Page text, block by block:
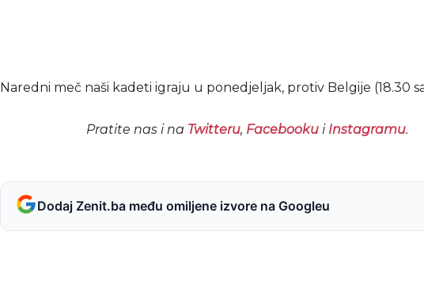
Naredni meč naši kadeti igraju u ponedjeljak, protiv Belgije (18.30
Pratite nas i na Twitteru, Facebookui Instagramu.
Dodaj Zenit.ba među omiljene izvore na Googleu